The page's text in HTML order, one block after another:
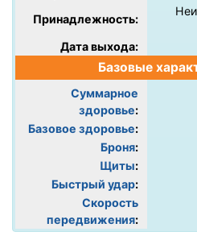
Принадлежность:
Дата выхода:
Базовые
Суммарное
здоровье:
Базовое здоровье:
Броня:
Щиты:
Быстрый удар:
Скорость
передвижения: